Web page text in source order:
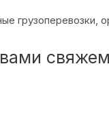
грузоперевозки,